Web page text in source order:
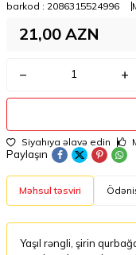
barkod : 2086315524996
21,00 AZN
Siyahıya əlavə edin
Paylaşın
Məhsul təsviri
Yaşıl rəngli, şirin